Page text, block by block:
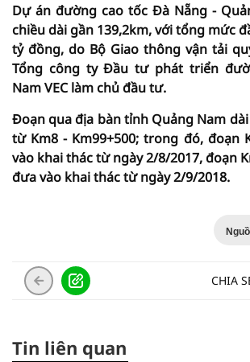
Dự án đường cao tốc Đà Nẵng -
chiều dài gần 139,2km, với tổng mức
tỷ đồng, do Bộ Giao thông vận tải
Tổng công ty Đầu tư phát triển
Nam VEC làm chủ đầu tư.
Đoạn qua địa bàn tỉnh Quảng Nam
từ Km8 - Km99+500; trong đó, đoạn
vào khai thác từ ngày 2/8/2017, đoạn
đưa vào khai thác từ ngày 2/9/2018.
CHIA
Tin liên quan